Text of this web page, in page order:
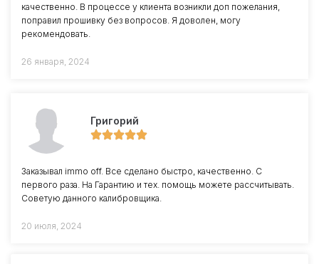
качественно. В процессе у клиента возникли доп пожелания,
поправил прошивку без вопросов. Я доволен, могу
рекомендовать.
26 января, 2024
Григорий
Заказывал immo off. Все сделано быстро, качественно. С
первого раза. На Гарантию и тех. помощь можете рассчитывать.
Советую данного калибровщика.
20 июля, 2024